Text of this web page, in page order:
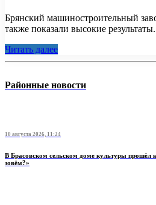
Брянский машиностроительный
также показали высокие
Читать далее
Районные новости
10 августа 2026, 11:24
В Брасовском сельском доме культуры прошёл
зовём?»